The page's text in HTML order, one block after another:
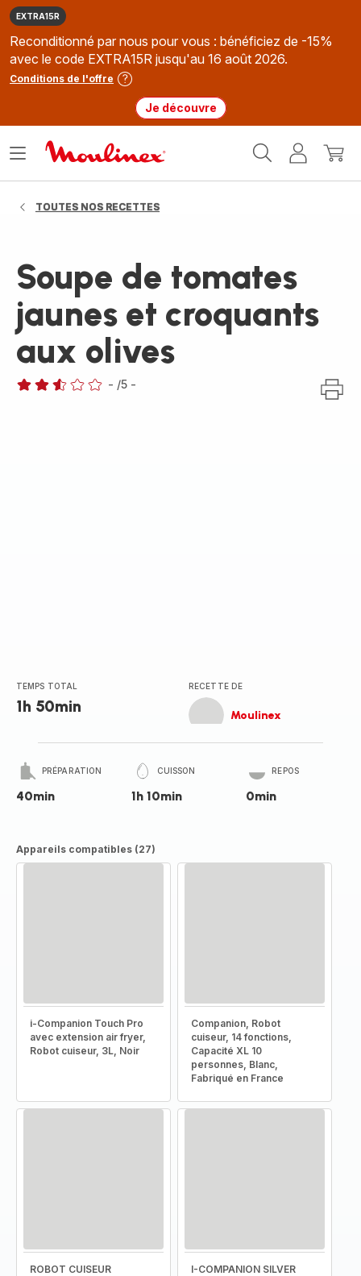
EXTRA15R
Reconditionné par nous pour vous : bénéficiez de -15%
avec le code EXTRA15R jusqu'au 16 août 2026.
Conditions de l'offre
Je découvre
MonMon
Ouvrir
TOUTES NOS RECETTES
Soupe de tomates
jaunes et croquants
aux olives
- /5 -
TEMPS TOTAL
1h 50min
RECETTE DE
Moulinex
PRÉPARATION
40min
CUISSON
1h 10min
REPOS
0min
Appareils compatibles (27)
i-Companion Touch Pro
avec extension air fryer,
Robot cuiseur, 3L, Noir
Companion, Robot
cuiseur, 14 fonctions,
Capacité XL 10
personnes, Blanc,
Fabriqué en France
ROBOT CUISEUR
I-COMPANION SILVER